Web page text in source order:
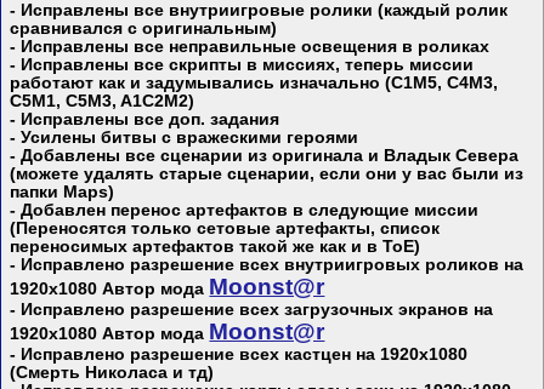
- Исправлены все внутриигровые ролики (каждый ролик
сравнивался с оригинальным)
- Исправлены все неправильные освещения в роликах
- Исправлены все скрипты в миссиях, теперь миссии
работают как и задумывались изначально (C1M5, C4M3,
C5M1, C5M3, A1C2M2)
- Исправлены все доп. задания
- Усилены битвы с вражескими героями
- Добавлены все сценарии из оригинала и Владык Севера
(можете удалять старые сценарии, если они у вас были из
папки Maps)
- Добавлен перенос артефактов в следующие миссии
(Переносятся только сетовые артефакты, список
переносимых артефактов такой же как и в ToE)
- Исправлено разрешение всех внутриигровых роликов на
1920х1080 Автор мода Mооnst@r
- Исправлено разрешение всех загрузочных экранов на
1920х1080 Автор мода Mооnst@r
- Исправлено разрешение всех кастцен на 1920х1080
(Смерть Николаса и тд)